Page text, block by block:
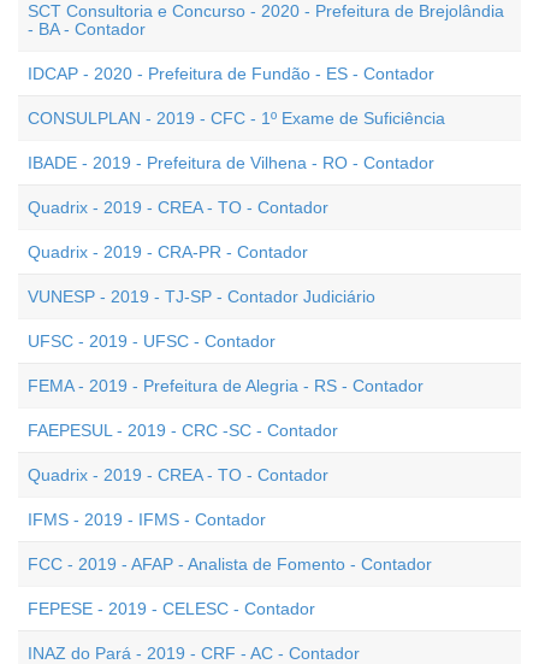
SCT Consultoria e Concurso - 2020 - Prefeitura de Brejolândia
- BA - Contador
IDCAP - 2020 - Prefeitura de Fundão - ES - Contador
CONSULPLAN - 2019 - CFC - 1º Exame de Suficiência
IBADE - 2019 - Prefeitura de Vilhena - RO - Contador
Quadrix - 2019 - CREA - TO - Contador
Quadrix - 2019 - CRA-PR - Contador
VUNESP - 2019 - TJ-SP - Contador Judiciário
UFSC - 2019 - UFSC - Contador
FEMA - 2019 - Prefeitura de Alegria - RS - Contador
FAEPESUL - 2019 - CRC -SC - Contador
Quadrix - 2019 - CREA - TO - Contador
IFMS - 2019 - IFMS - Contador
FCC - 2019 - AFAP - Analista de Fomento - Contador
FEPESE - 2019 - CELESC - Contador
INAZ do Pará - 2019 - CRF - AC - Contador